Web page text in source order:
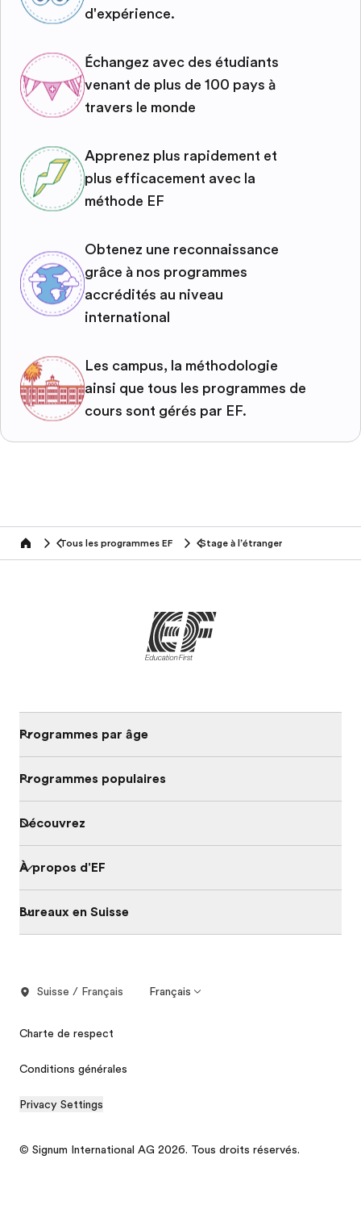
d'expérience.
Échangez avec des étudiants
venant de plus de 100 pays à
travers le monde
Apprenez plus rapidement et
plus efficacement avec la
méthode EF
Obtenez une reconnaissance
grâce à nos programmes
accrédités au niveau
international
Les campus, la méthodologie
ainsi que tous les programmes de
cours sont gérés par EF.
home Tous les programmes EF Stage à l’étranger
Programmes par âge
Programmes populaires
Découvrez
À propos d'EF
Bureaux en Suisse
Suisse / Français Français
Charte de respect
Conditions générales
Privacy Settings
© Signum International AG 2026. Tous droits réservés.